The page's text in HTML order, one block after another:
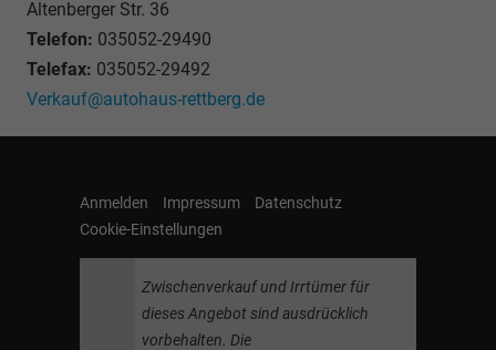
Altenberger Str. 36
Telefon: 035052-29490
Telefax: 035052-29492
Verkauf@autohaus-rettberg.de
Anmelden Impressum
Datenschutz
Cookie-Einstellungen
Zwischenverkauf und Irrtümer für
dieses Angebot sind ausdrücklich
vorbehalten. Die